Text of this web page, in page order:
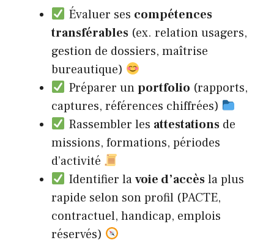
Évaluer ses compétences
transférables (ex. relation usagers,
gestion de dossiers, maîtrise
bureautique)
Préparer unportfolio (rapports,
captures, références chiffrées)
Rassembler les attestationsde
missions, formations, périodes
d’activité
Identifier lavoie d’accèsla plus
rapide selon son profil (PACTE,
contractuel, handicap, emplois
réservés)